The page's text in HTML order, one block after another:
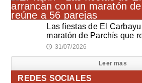
Las fiestas de El
maratón de Parchís que
🕔 31/07/2026
Leer mas
REDES SOCIALES